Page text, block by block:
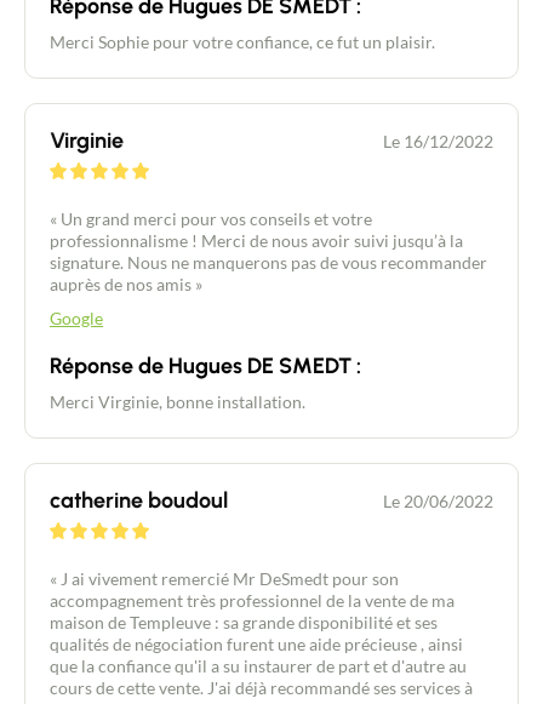
Réponse de Hugues DE SMEDT :
Merci Sophie pour votre confiance, ce fut un plaisir.
Virginie Le 16/12/2022
« Un grand merci pour vos conseils et votre
professionnalisme ! Merci de nous avoir suivi jusqu’à la
signature. Nous ne manquerons pas de vous recommander
auprès de nos amis »
Google
Réponse de Hugues DE SMEDT :
Merci Virginie, bonne installation.
catherine boudoul Le 20/06/2022
« J ai vivement remercié Mr DeSmedt pour son
accompagnement très professionnel de la vente de ma
maison de Templeuve : sa grande disponibilité et ses
qualités de négociation furent une aide précieuse , ainsi
que la confiance qu'il a su instaurer de part et d'autre au
cours de cette vente. J'ai déjà recommandé ses services à